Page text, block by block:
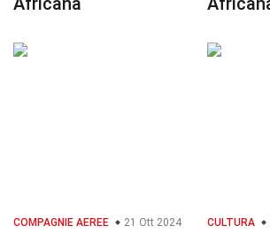
COMPAGNIE AEREE 21 Ott 2024 CULTURA